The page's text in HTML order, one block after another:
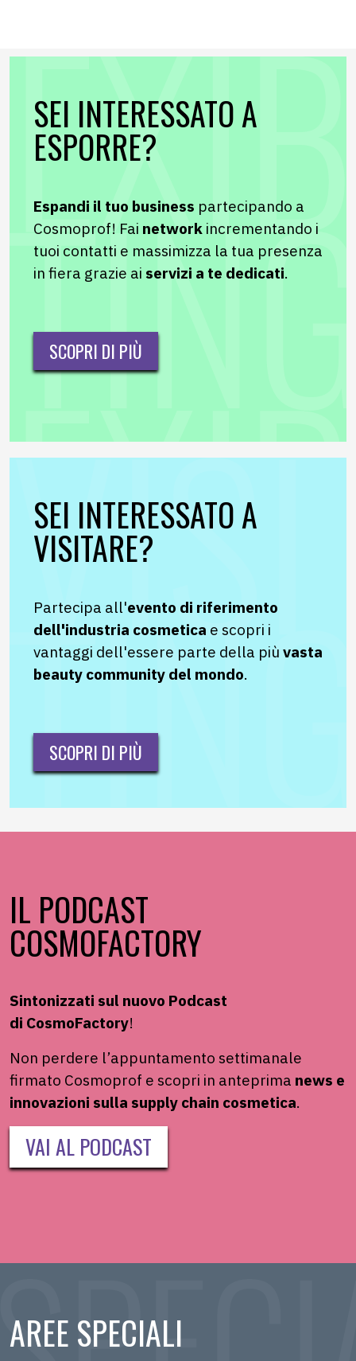
SEI INTERESSATO A
ESPORRE?
Espandi il tuo business partecipando a
Cosmoprof! Fai network incrementando i
tuoi contatti e massimizza la tua presenza
in fiera grazie ai servizi a te dedicati.
SCOPRI DI PIÙ
SEI INTERESSATO A
VISITARE?
Partecipa all'evento di riferimento
dell'industria cosmetica e scopri i
vantaggi dell'essere parte della più vasta
beauty community del mondo.
SCOPRI DI PIÙ
IL PODCAST
COSMOFACTORY
Sintonizzati sul nuovo Podcast
di CosmoFactory!
Non perdere l’appuntamento settimanale
firmato Cosmoprof e scopri in anteprima news e
innovazioni sulla supply chain cosmetica.
VAI AL PODCAST
AREE SPECIALI